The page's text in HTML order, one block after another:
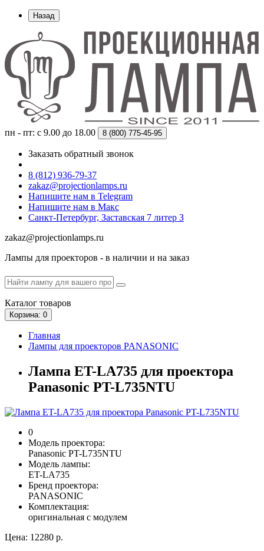
Назад
пн - пт: с 9.00 до 18.00 8 (800) 775-45-95
Заказать обратный звонок
8 (812) 936-79-37
zakaz@projectionlamps.ru
Напишите нам в Telegram
Напишите нам в Макс
Санкт-Петербург, Заставская 7 литер З
zakaz@projectionlamps.ru
Лампы для проекторов - в наличии и на заказ
Каталог товаров
Корзина: 0
Главная
Лампы для проекторов PANASONIC
Лампа ET-LA735 для проектора
Panasonic PT-L735NTU
0
Модель проектора:
Panasonic PT-L735NTU
Модель лампы:
ET-LA735
Бренд проектора:
PANASONIC
Комплектация:
оригинальная с модулем
Цена: 12280 р.